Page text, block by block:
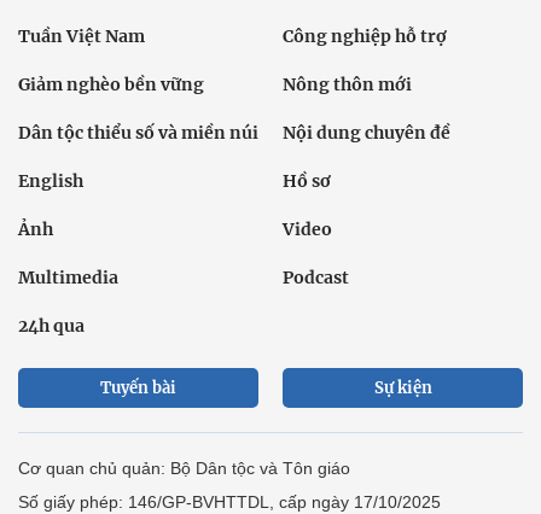
Tuần Việt Nam Công nghiệp hỗ trợ
Giảm nghèo bền vững Nông thôn mới
Dân tộc thiểu số và miền núi Nội dung chuyên đề
English Hồ sơ
Ảnh Video
Multimedia Podcast
24h qua
Tuyến bài Sự kiện
Cơ quan chủ quản: Bộ Dân tộc và Tôn giáo
Số giấy phép: 146/GP-BVHTTDL, cấp ngày 17/10/2025